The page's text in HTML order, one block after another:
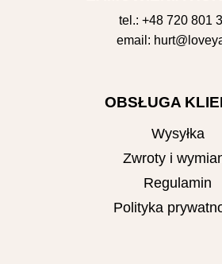
tel.: +48 720 801
email:
OBSŁUGA
Wysyłka
Zwroty i
Regulamin
Polityka